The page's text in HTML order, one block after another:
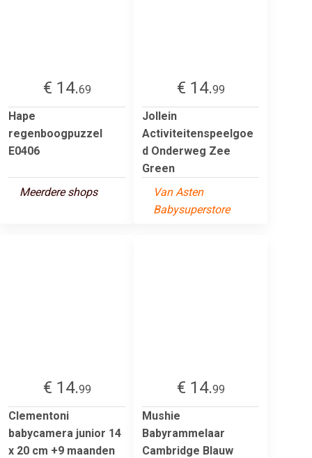
€ 14.69
Hape
regenboogpuzzel
E0406
Meerdere shops
€ 14.99
Jollein
Activiteitenspeelgoe
d Onderweg Zee
Green
Van Asten
Babysuperstore
€ 14.99
Clementoni
babycamera junior 14
x 20 cm +9 maanden
€ 14.99
Mushie
Babyrammelaar
Cambridge Blauw